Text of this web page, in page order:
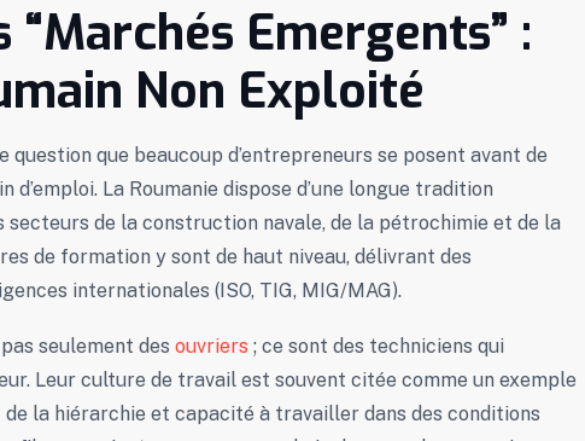
“Marchés Emergents” :
Non Exploité
question que beaucoup d’entrepreneurs se posent avant de
d’emploi. La Roumanie dispose d’une longue tradition
secteurs de la construction navale, de la pétrochimie et de la
de formation y sont de haut niveau, délivrant des
internationales (ISO, TIG, MIG/MAG).
seulement des ouvriers ; ce sont des techniciens qui
Leur culture de travail est souvent citée comme un exemple
la hiérarchie et capacité à travailler dans des conditions